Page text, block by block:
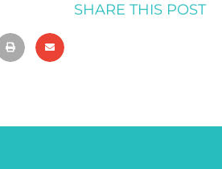
SHARE THIS POST